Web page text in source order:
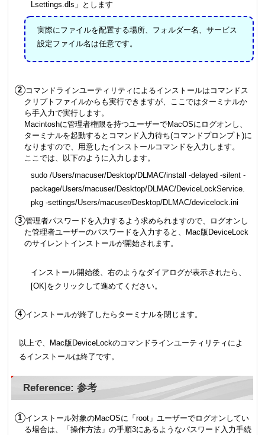
Lsettings.dls」とします
実際にファイルを配置する場所、フォルダー名、サービス
設定ファイル名は任意です。
コマンドラインユーティリティによるインストールはコマンドス
クリプトファイルからも実行できますが、ここではターミナルか
ら手入力で実行します。
Macintoshに管理者権限を持つユーザーでMacOSにログオンし、
ターミナルを起動するとコマンド入力待ち(コマンドプロンプト)に
なりますので、用意したインストールコマンドを入力します。
ここでは、以下のように入力します。
sudo /Users/macuser/Desktop/DLMAC/install -delayed -silent -
package/Users/macuser/Desktop/DLMAC/DeviceLockService.
pkg -settings/Users/macuser/Desktop/DLMAC/devicelock.ini
管理者パスワードを入力するよう求められますので、ログオンし
た管理者ユーザーのパスワードを入力すると、Mac版DeviceLock
のサイレントインストールが開始されます。
インストール開始後、右のようなダイアログが表示されたら、
[OK]をクリックして進めてください。
インストールが終了したらターミナルを閉じます。
以上で、Mac版DeviceLockのコマンドラインユーティリティによ
るインストールは終了です。
Reference: 参考
インストール対象のMacOSに「root」ユーザーでログオンしてい
る場合は、「操作方法」の手順3にあるようなパスワード入力手続